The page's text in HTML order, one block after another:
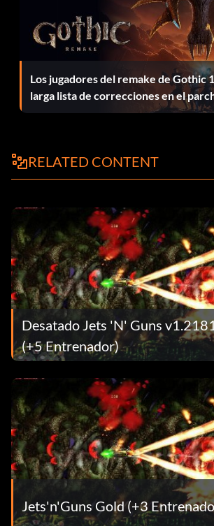
Los jugadores del remake de Gothic
larga lista de correcciones en el
RELATED CONTENT
Desatado Jets 'N' Guns
(+5 Entrenador)
Jets'n'Guns Gold (+3